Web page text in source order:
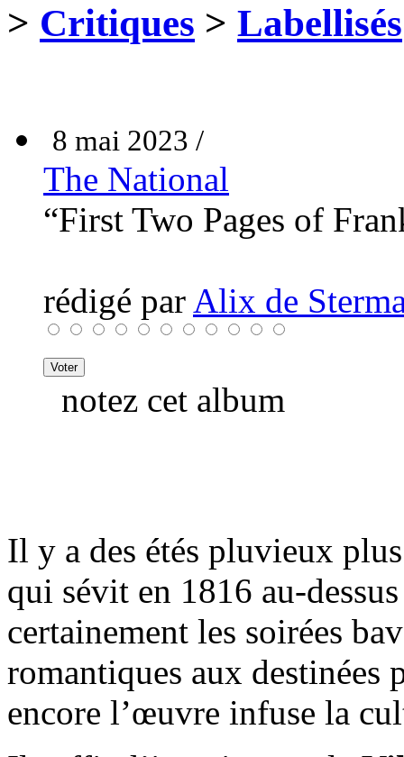
> Critiques > Labellisés
8 mai 2023 /
The National
“First Two Pages of
rédigé par Alix de
notez cet album
Il y a des étés pluvieux
qui sévit en 1816 au-
certainement les soirées
romantiques aux destinées
encore l’œuvre infuse la